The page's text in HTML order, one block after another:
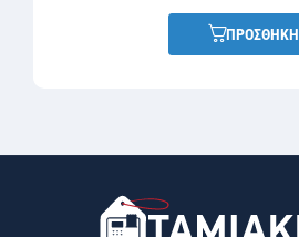
ΠΡΟΣΘΗΚΗ